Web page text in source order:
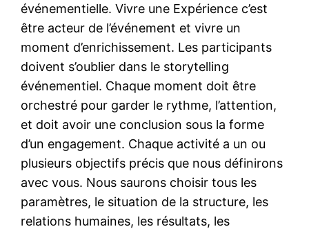
événementielle. Vivre une Expérience c’est
être acteur de l’événement et vivre un
moment d’enrichissement. Les participants
doivent s’oublier dans le storytelling
événementiel. Chaque moment doit être
orchestré pour garder le rythme, l’attention,
et doit avoir une conclusion sous la forme
d’un engagement. Chaque activité a un ou
plusieurs objectifs précis que nous définirons
avec vous. Nous saurons choisir tous les
paramètres, le situation de la structure, les
relations humaines, les résultats, les